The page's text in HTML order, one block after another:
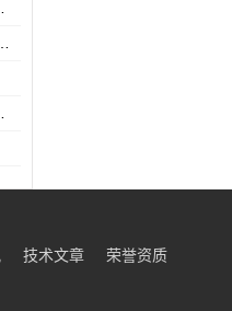
技术文章 荣誉资质